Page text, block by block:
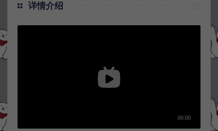
详情介绍